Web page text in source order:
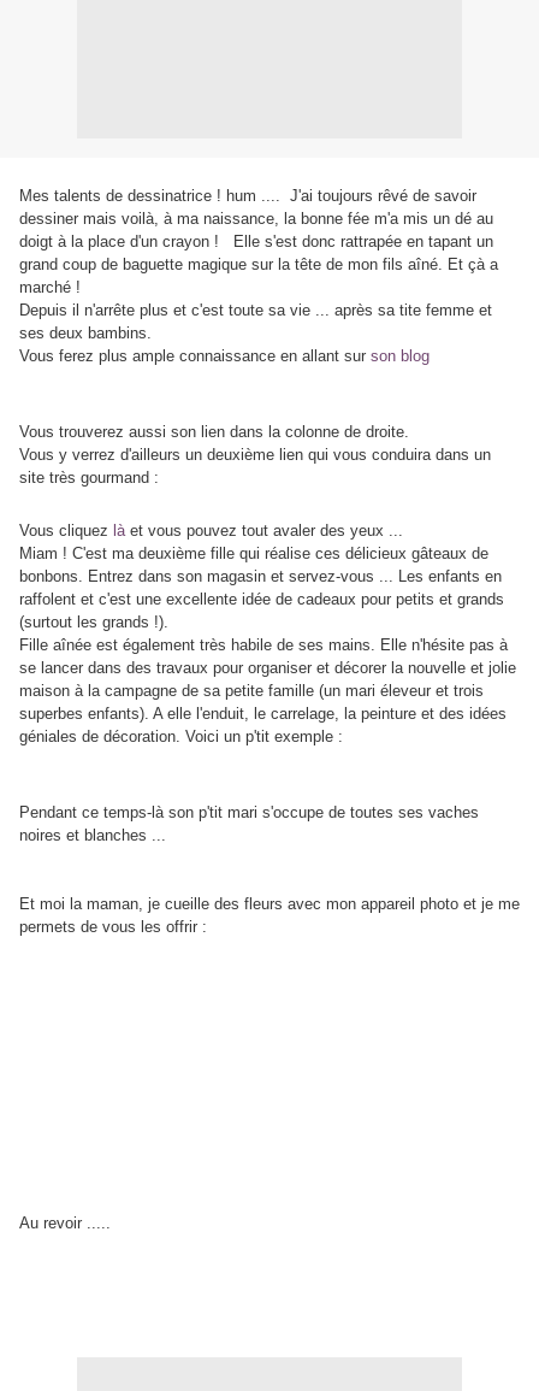
Mes talents de dessinatrice ! hum .... J'ai toujours rêvé de savoir
dessiner mais voilà, à ma naissance, la bonne fée m'a mis un dé au
doigt à la place d'un crayon !
Elle s'est donc rattrapée en tapant un
grand coup de baguette magique sur la tête de mon fils aîné. Et çà a
marché !
Depuis il n'arrête plus et c'est toute sa vie ... après sa tite femme et
ses deux bambins.
Vous ferez plus ample connaissance en allant sur son blog
Vous trouverez aussi son lien dans la colonne de droite.
Vous y verrez d'ailleurs un deuxième lien qui vous conduira dans un
site très gourmand :
Vous cliquez làet vous pouvez tout avaler des yeux ...
Miam ! C'est ma deuxième fille qui réalise ces délicieux gâteaux de
bonbons. Entrez dans son magasin et servez-vous ... Les enfants en
raffolent et c'est une excellente idée de cadeaux pour petits et grands
(surtout les grands !).
Fille aînée est également très habile de ses mains. Elle n'hésite pas à
se lancer dans des travaux pour organiser et décorer la nouvelle et jolie
maison à la campagne de sa petite famille (un mari éleveur et trois
superbes enfants). A elle l'enduit, le carrelage, la peinture et des idées
géniales de décoration. Voici un p'tit exemple :
Pendant ce temps-là son p'tit mari s'occupe de toutes ses vaches
noires et blanches ...
Et moi la maman, je cueille des fleurs avec mon appareil photo et je me
permets de vous les offrir :
Au revoir .....